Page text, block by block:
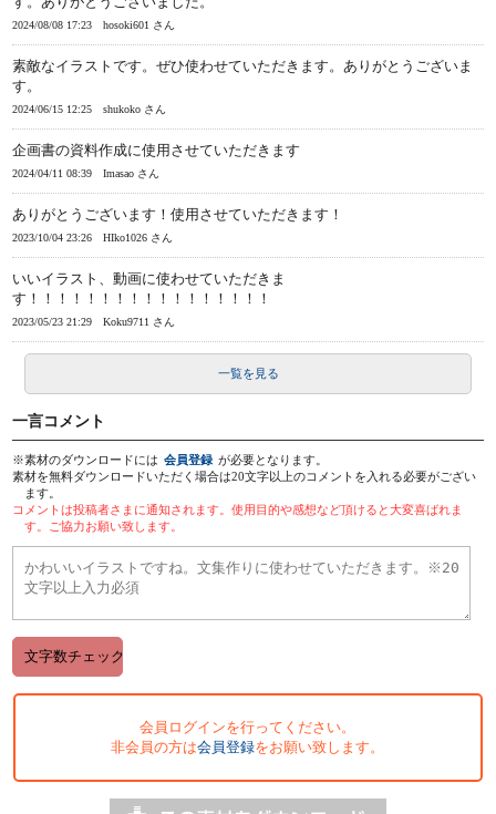
2024/08/08 17:23 hosoki601 さん
素敵なイラストです。ぜひ使わせていただきます。ありがとうございま
す。
2024/06/15 12:25 shukoko さん
企画書の資料作成に使用させていただきます
2024/04/11 08:39 Imasao さん
ありがとうございます！使用させていただきます！
2023/10/04 23:26 HIko1026 さん
いいイラスト、動画に使わせていただきま
す！！！！！！！！！！！！！！！！！
2023/05/23 21:29 Koku9711 さん
一覧を見る
一言コメント
※素材のダウンロードには 会員登録 が必要となります。
素材を無料ダウンロードいただく場合は20文字以上のコメントを入れる必要がござい
ます。
コメントは投稿者さまに通知されます。使用目的や感想など頂けると大変喜ばれま
す。ご協力お願い致します。
会員ログインを行ってください。
非会員の方は会員登録をお願い致します。